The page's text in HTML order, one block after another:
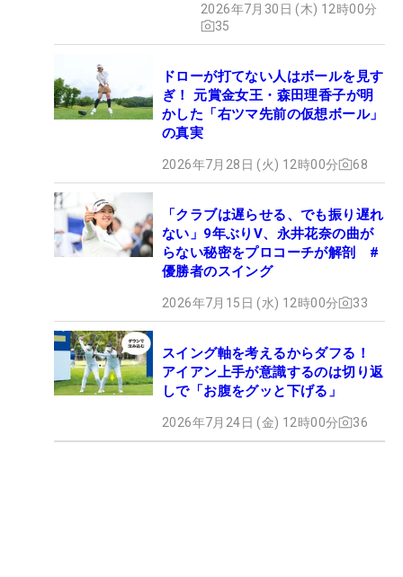
2026年7月30日 (木) 12時00分
35
ドローが打てない人はボールを見す
ぎ！ 元賞金女王・森田理香子が明
かした「右ツマ先前の仮想ボール」
の真実
2026年7月28日 (火) 12時00分 68
「クラブは遅らせる、でも振り遅れ
ない」9年ぶりV、永井花奈の曲が
らない秘密をプロコーチが解剖 #
優勝者のスイング
2026年7月15日 (水) 12時00分 33
スイング軸を考えるからダフる！
アイアン上手が意識するのは切り返
しで「お腹をグッと下げる」
2026年7月24日 (金) 12時00分 36